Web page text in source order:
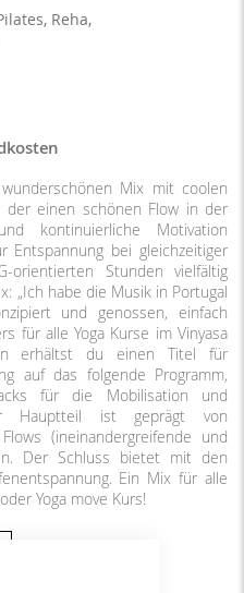
Reha,
Mix mit coolen
der einen schönen Flow in der
kontinuierliche Motivation
Entspannung bei gleichzeitiger
orientierten Stunden vielfältig
„Ich habe die Musik in Portugal
und genossen, einfach
für alle Yoga Kurse im Vinyasa
erhältst du einen Titel für
auf das folgende Programm,
für die Mobilisation und
Hauptteil ist geprägt von
(ineinandergreifende und
Der Schluss bietet mit den
Ein Mix für alle
Yoga move Kurs!